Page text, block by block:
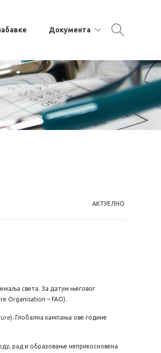
Документа
АКТУЕЛНО
света. За датум његовог
Organisation – FAO).
). Глобална кампања ове године
рад и образовање неприкосновена